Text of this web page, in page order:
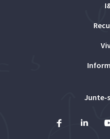
Junte-